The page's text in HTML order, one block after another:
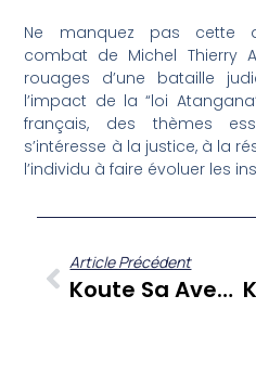
Ne manquez pas cette
combat de Michel Thierry
rouages d’une bataille
l’impact de la “loi
français, des thèmes
s’intéresse à la justice, à la
l’individu à faire évoluer les
Article Précédent
Koute Sa Avec Tanya St-Val : L’héritage D’une Voix Créole Avant Son Concert ‘Forever’